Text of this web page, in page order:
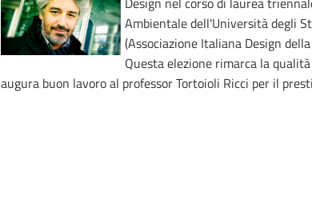
Ambientale dell'Università degli
(Associazione Italiana Design
Questa elezione rimarca la
augura buon lavoro al professor Tortoioli Ricci per il